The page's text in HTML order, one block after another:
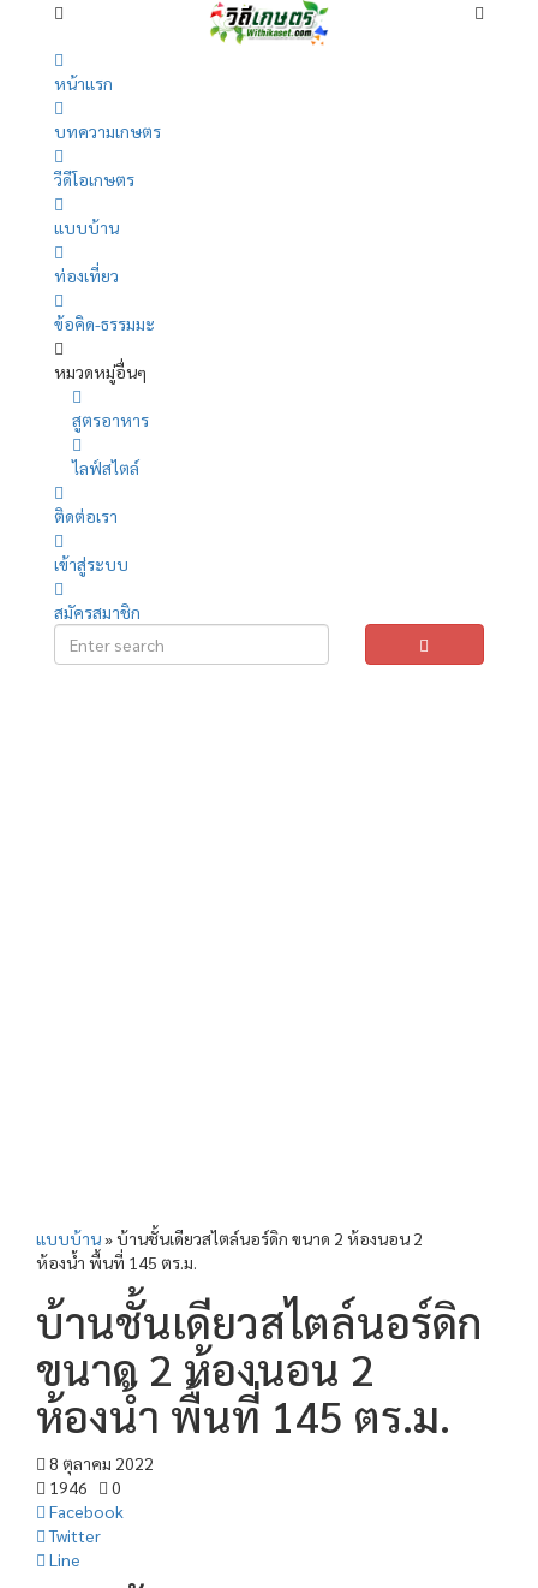
หน้าแรก
บทความเกษตร
วีดีโอเกษตร
แบบบ้าน
ท่องเที่ยว
ข้อคิด-ธรรมมะ
หมวดหมู่อื่นๆ
สูตรอาหาร
ไลฟ์สไตล์
ติดต่อเรา
เข้าสู่ระบบ
สมัครสมาชิก
แบบบ้าน»บ้านชั้นเดียวสไตล์นอร์ดิก ขนาด 2 ห้องนอน 2
ห้องน้ำ พื้นที่ 145 ตร.ม.
บ้านชั้นเดียวสไตล์นอร์ดิก
ขนาด 2 ห้องนอน 2
ห้องน้ำ พื้นที่ 145 ตร.ม.
8 ตุลาคม 2022
1946
0
Facebook
Twitter
Line